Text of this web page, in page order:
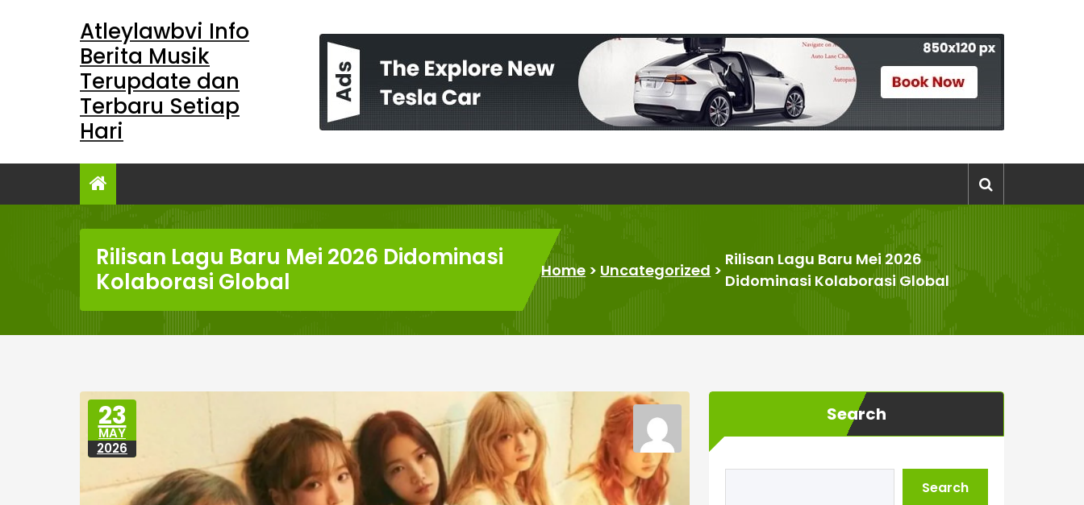
Atleylawbvi Info
Berita Musik
Terupdate dan
Terbaru Setiap
Hari
Rilisan Lagu Baru Mei 2026 Didominasi
Kolaborasi Global
Home > Uncategorized >
Rilisan Lagu Baru Mei 2026
Didominasi Kolaborasi Global
23
MAY
2026
Search
Search